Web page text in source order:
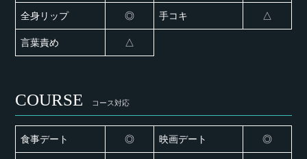
全身リップ ◎ 手コキ △
言葉責め △
COURSE コース対応
食事デート ◎ 映画デート ◎